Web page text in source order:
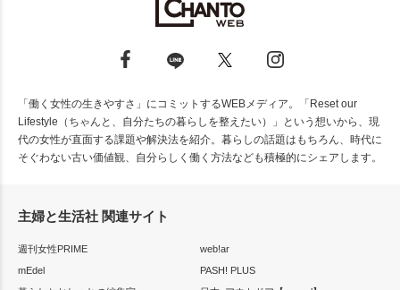
「働く女性の生きやすさ」にコミットするWEBメディア。「Reset our
Lifestyle（ちゃんと、自分たちの暮らしを整えたい）」という想いから、現
代の女性が直面する課題や解決法を紹介。暮らしの話題はもちろん、時代に
そぐわない古い価値観、自分らしく働く方法なども積極的にシェアします。
主婦と生活社 関連サイト
週刊女性PRIME
web!ar
mEdel
PASH! PLUS